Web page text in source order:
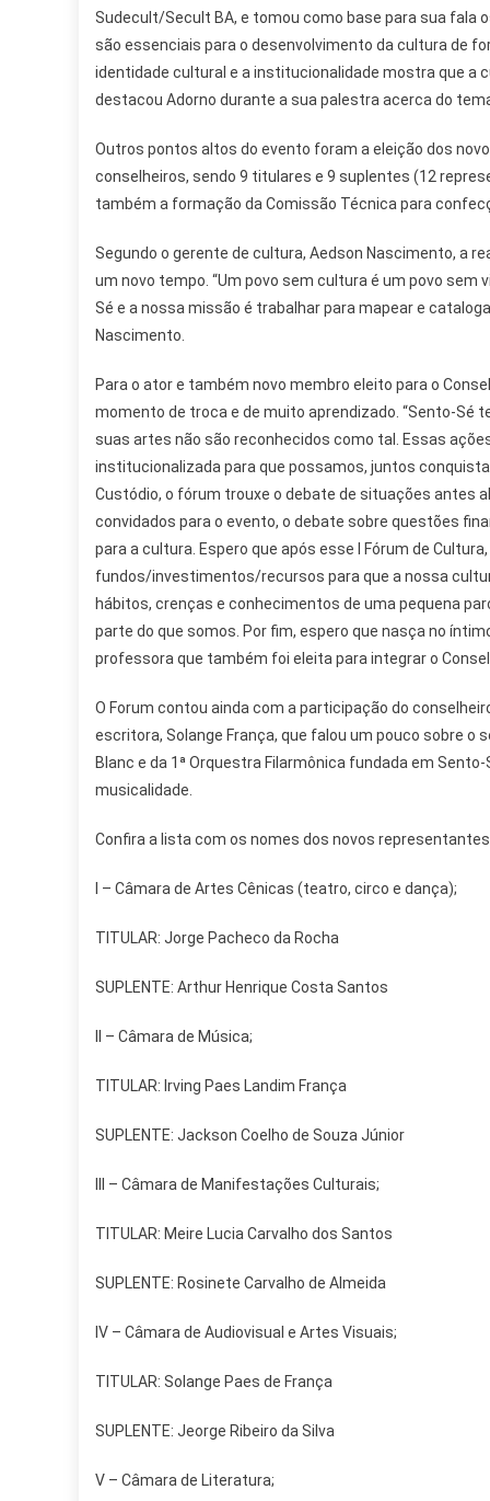
Sudecult/Secult BA, e tomou como base para sua fala
são essenciais para o desenvolvimento da cultura de
identidade cultural e a institucionalidade mostra que a
destacou Adorno durante a sua palestra acerca do
Outros pontos altos do evento foram a eleição dos
conselheiros, sendo 9 titulares e 9 suplentes (12
também a formação da Comissão Técnica para
Segundo o gerente de cultura, Aedson Nascimento, a
um novo tempo. “Um povo sem cultura é um povo
Sé e a nossa missão é trabalhar para mapear e
Nascimento.
Para o ator e também novo membro eleito para o
momento de troca e de muito aprendizado. “Sento-Sé
suas artes não são reconhecidos como tal. Essas
institucionalizada para que possamos, juntos
Custódio, o fórum trouxe o debate de situações antes
convidados para o evento, o debate sobre questões
para a cultura. Espero que após esse I Fórum de
fundos/investimentos/recursos para que a nossa
hábitos, crenças e conhecimentos de uma pequena
parte do que somos. Por fim, espero que nasça no
professora que também foi eleita para integrar o
O Forum contou ainda com a participação do
escritora, Solange França, que falou um pouco sobre o
Blanc e da 1ª Orquestra Filarmônica fundada em
musicalidade.
Confira a lista com os nomes dos novos
I – Câmara de Artes Cênicas (teatro, circo e dança);
TITULAR: Jorge Pacheco da Rocha
SUPLENTE: Arthur Henrique Costa Santos
II – Câmara de Música;
TITULAR: Irving Paes Landim França
SUPLENTE: Jackson Coelho de Souza Júnior
III – Câmara de Manifestações Culturais;
TITULAR: Meire Lucia Carvalho dos Santos
SUPLENTE: Rosinete Carvalho de Almeida
IV – Câmara de Audiovisual e Artes Visuais;
TITULAR: Solange Paes de França
SUPLENTE: Jeorge Ribeiro da Silva
V – Câmara de Literatura;